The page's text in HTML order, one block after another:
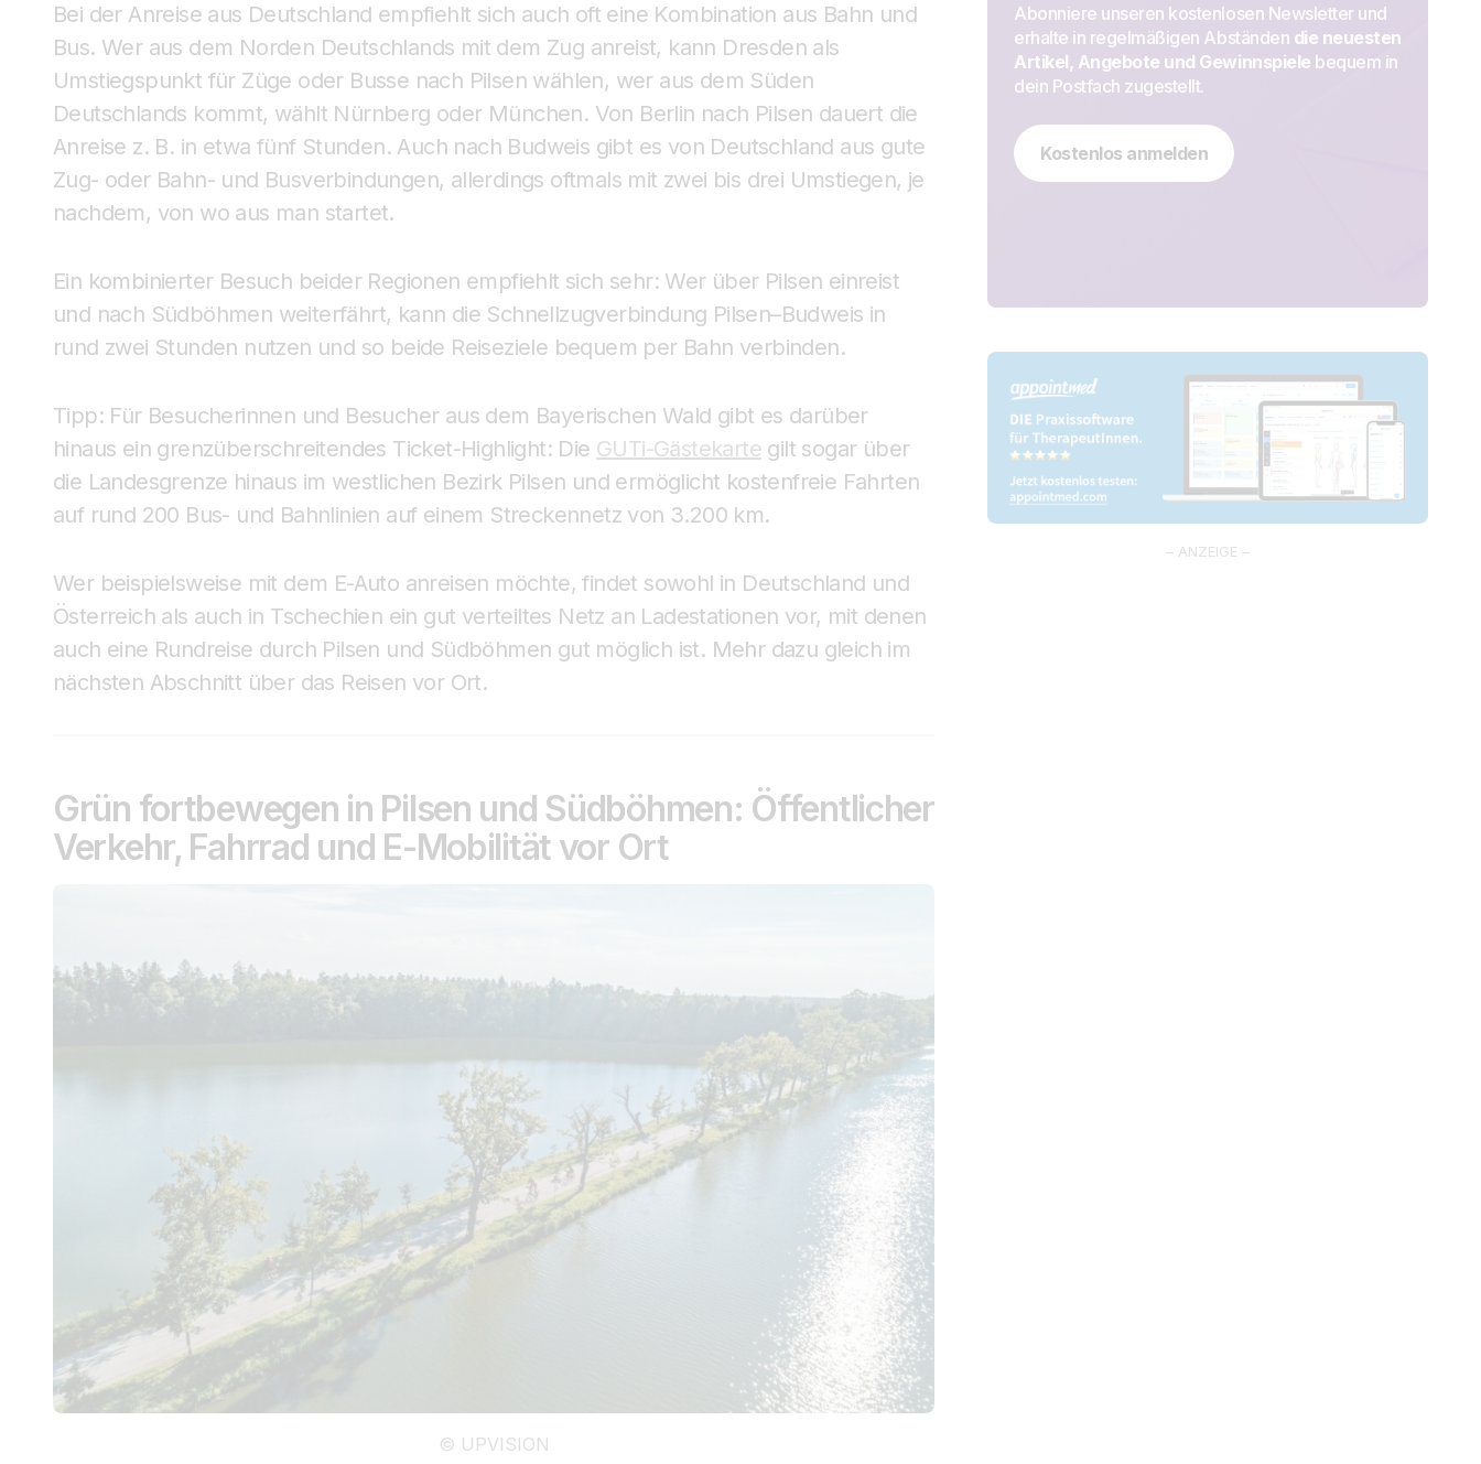
Bei der Anreise aus Deutschland empfiehlt sich auch oft eine Kombination aus Bahn und
Bus. Wer aus dem Norden Deutschlands mit dem Zug anreist, kann Dresden als
Umstiegspunkt für Züge oder Busse nach Pilsen wählen, wer aus dem Süden
Deutschlands kommt, wählt Nürnberg oder München. Von Berlin nach Pilsen dauert die
Anreise z. B. in etwa fünf Stunden. Auch nach Budweis gibt es von Deutschland aus gute
Zug- oder Bahn- und Busverbindungen, allerdings oftmals mit zwei bis drei Umstiegen, je
nachdem, von wo aus man startet.
Ein kombinierter Besuch beider Regionen empfiehlt sich sehr: Wer über Pilsen einreist
und nach Südböhmen weiterfährt, kann die Schnellzugverbindung Pilsen–Budweis in
rund zwei Stunden nutzen und so beide Reiseziele bequem per Bahn verbinden.
Tipp: Für Besucherinnen und Besucher aus dem Bayerischen Wald gibt es darüber
hinaus ein grenzüberschreitendes Ticket-Highlight: Die GUTi-Gästekarte gilt sogar über
die Landesgrenze hinaus im westlichen Bezirk Pilsen und ermöglicht kostenfreie Fahrten
auf rund 200 Bus- und Bahnlinien auf einem Streckennetz von 3.200 km.
Wer beispielsweise mit dem E-Auto anreisen möchte, findet sowohl in Deutschland und
Österreich als auch in Tschechien ein gut verteiltes Netz an Ladestationen vor, mit denen
auch eine Rundreise durch Pilsen und Südböhmen gut möglich ist. Mehr dazu gleich im
nächsten Abschnitt über das Reisen vor Ort.
Grün fortbewegen in Pilsen und Südböhmen: Öffentlicher
Verkehr, Fahrrad und E-Mobilität vor Ort
© UPVISION
Abonniere unseren kostenlosen Newsletter und
erhalte in regelmäßigen Abständen die neuesten
Artikel, Angebote und Gewinnspiele bequem in
dein Postfach zugestellt.
Kostenlos anmelden
– ANZEIGE –